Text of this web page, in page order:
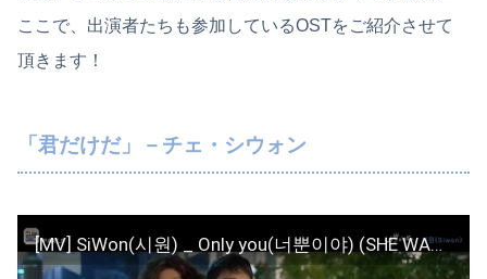
ここで、出演者たちも参加しているOSTをご紹介させて
頂きます！
「君だけだ」－チェ・シウォン
[MV] SiWon(시원) _ Only you(너뿐이야) (SHE WAS PRETTY(그녀는 예뻤다) OST Part.5)